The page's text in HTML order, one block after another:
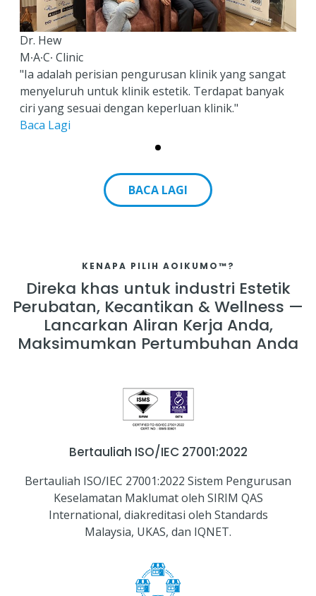
Dr. Hew
M∙A∙C∙ Clinic
"Ia adalah perisian pengurusan klinik yang sangat
menyeluruh untuk klinik estetik. Terdapat banyak
ciri yang sesuai dengan keperluan klinik."
Baca Lagi
BACA LAGI
KENAPA PILIH AOIKUMO™?
Direka khas untuk industri Estetik
Perubatan, Kecantikan & Wellness —
Lancarkan Aliran Kerja Anda,
Maksimumkan Pertumbuhan Anda
Bertauliah ISO/IEC 27001:2022
Bertauliah ISO/IEC 27001:2022 Sistem Pengurusan
Keselamatan Maklumat oleh SIRIM QAS
International, diakreditasi oleh Standards
Malaysia, UKAS, dan IQNET.